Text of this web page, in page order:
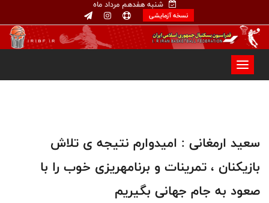
شنبه هفدهم مرداد ماه
نسخه آزمایشی
سعید ارمغانی : امیدوارم نتیجه ی تلاش
بازیکنان ، تمرینات و برنامهریزی خوب را با
صعود به جام جهانی بگیریم